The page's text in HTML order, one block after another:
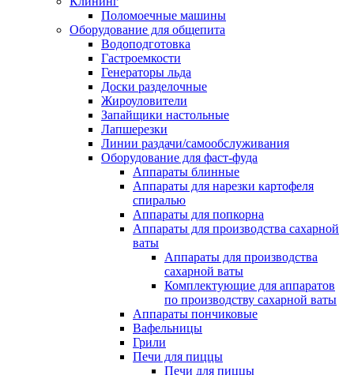
Поломоечные машины
Оборудование для общепита
Водоподготовка
Гастроемкости
Генераторы льда
Доски разделочные
Жироуловители
Запайщики настольные
Лапшерезки
Линии раздачи/самообслуживания
Оборудование для фаст-фуда
Аппараты блинные
Аппараты для нарезки картофеля
спиралью
Аппараты для попкорна
Аппараты для производства сахарной
ваты
Аппараты для производства
сахарной ваты
Комплектующие для аппаратов
по производству сахарной ваты
Аппараты пончиковые
Вафельницы
Грили
Печи для пиццы
Печи для пиццы